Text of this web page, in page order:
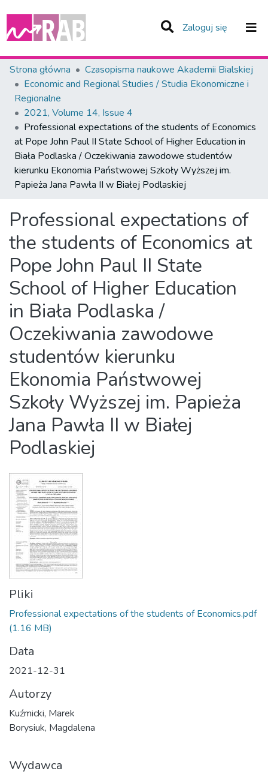
Zaloguj się (current)
Zespoły i Kolekcje
Statystyka
Całe Repozytorium
Strona główna
Czasopisma naukowe Akademii Bialskiej
Economic and Regional Studies / Studia Ekonomiczne i
Regionalne
2021, Volume 14, Issue 4
Professional expectations of the students of Economics
at Pope John Paul II State School of Higher Education in
Biała Podlaska / Oczekiwania zawodowe studentów
kierunku Ekonomia Państwowej Szkoły Wyższej im.
Papieża Jana Pawła II w Białej Podlaskiej
Professional expectations of
the students of Economics at
Pope John Paul II State
School of Higher Education
in Biała Podlaska /
Oczekiwania zawodowe
studentów kierunku
Ekonomia Państwowej
Szkoły Wyższej im. Papieża
Jana Pawła II w Białej
Podlaskiej
Pliki
Professional expectations of the students of Economics.pdf
(1.16 MB)
Data
2021-12-31
Autorzy
Kuźmicki, Marek
Borysiuk, Magdalena
Wydawca